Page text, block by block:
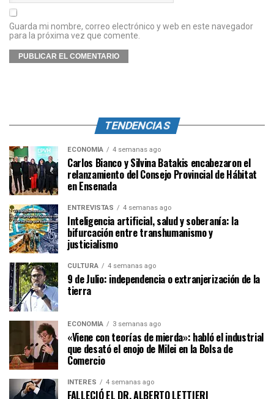
Guarda mi nombre, correo electrónico y web en este navegador
para la próxima vez que comente.
TENDENCIAS
ECONOMÍA 4 semanas ago
Carlos Bianco y Silvina Batakis encabezaron el
relanzamiento del Consejo Provincial de Hábitat
en Ensenada
ENTREVISTAS 4 semanas ago
Inteligencia artificial, salud y soberanía: la
bifurcación entre transhumanismo y
justicialismo
CULTURA 4 semanas ago
9 de Julio: independencia o extranjerización de la
tierra
ECONOMÍA 3 semanas ago
«Viene con teorías de mierda»: habló el industrial
que desató el enojo de Milei en la Bolsa de
Comercio
INTERÉS 4 semanas ago
FALLECIÓ EL DR. ALBERTO LETTIERI